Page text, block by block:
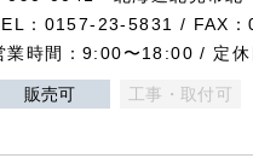
：0157-23-5831 / FAX
業時間：9:00〜18:00 / 定休
販売可 工事・取付可